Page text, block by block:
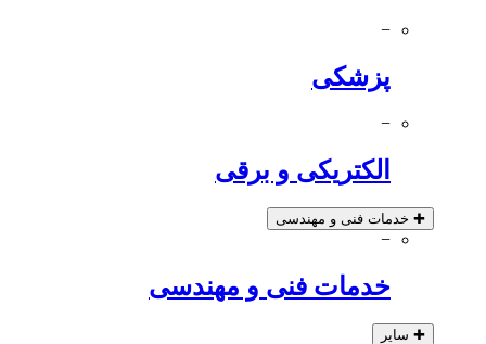
−
پزشکی
−
الکتریکی و برقی
✚ خدمات فنی و مهندسی
−
خدمات فنی و مهندسی
✚ سایر